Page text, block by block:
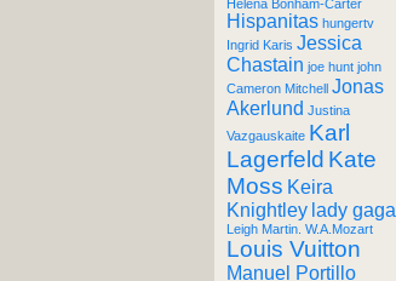
Helena Bonham-Carter
Hispanitas hungertv
Ingrid Karis Jessica
Chastain joe hunt john
Cameron Mitchell Jonas
Akerlund Justina
Vazgauskaite Karl
Lagerfeld Kate
Moss Keira
Knightley lady gaga
Leigh Martin. W.A.Mozart
Louis Vuitton
Manuel Portillo